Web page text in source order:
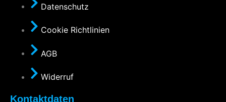
Datenschutz
Cookie Richtlinien
AGB
Widerruf
Kontaktdaten